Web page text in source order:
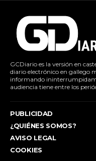
GCDiario es la versión en
diario electrónico en gallego
informando
audiencia tiene entre los
PUBLICIDAD
¿QUIÉNES SOMOS?
AVISO LEGAL
COOKIES